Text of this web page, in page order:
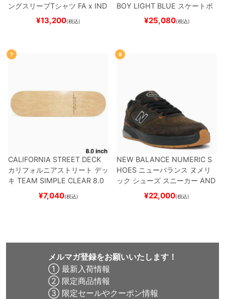
ングスリーブTシャツ FA x IND
EPENDENTHOSTAGE
スケートボード スケボー
¥13,200(税込)
BOY LIGHT BLUE スケートボ
ード スケボー
¥25,080(税込)
7
CALIFORNIA STREET DECK
カリフォルニアストリート デッ
キ TEAM SIMPLE CLEAR 8.0
ブランク（DSM）
ード スケボー
¥7,040(税込)
8
NEW BALANCE NUMERIC S
HOES ニューバランス ヌメリ
ック シューズ スニーカー AND
REW REYNOLDS 933
BROWN/BLACKスケート
¥22,000(税込)
メルマガ登録をお願いいたします！
① 最新入荷情報
② 限定商品情報
③ 限定セールやクーポン情報